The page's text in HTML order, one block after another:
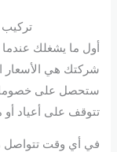
تركيب
أول ما يشغلك
شركتك هي الأسعار
ستحصل على خصومات
تتوقف على أعياد
في أي وقت تتواصل